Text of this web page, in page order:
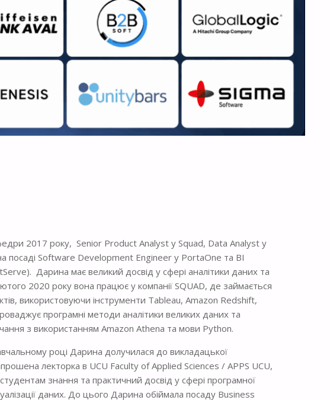
2017 року, Senior Product Analyst у Squad, Data Analyst у
посаді Software Development Engineer у PortaOne та BI
Дарина має великий досвід у сфері аналітики даних та
2020 року вона працює у компанії SQUAD, де займається
використовуючи інструменти Tableau, Amazon Redshift,
програмні методи аналітики великих даних та
з використанням Amazon Athena та мови Python.
році Дарина долучилася до викладацької
лекторка в UCU Faculty of Applied Sciences / APPS UCU,
знання та практичний досвід у сфері програмної
даних. До цього Дарина обіймала посаду Business